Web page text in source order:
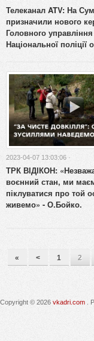
Телеканал ATV: На
призначили нового
Головного управління
Національної поліції
2023-04-07 13:03:06 ·
ТРК ВІДІКОН:
воєнний стан, ми
піклуватися про той
живемо» - О.Бойко.
« < 1 2
Copyright © 2026 vkadri.com .